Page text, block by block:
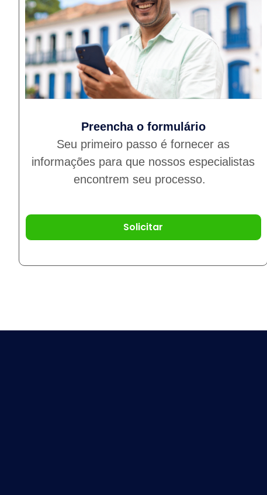
Preencha o formulário
Seu primeiro passo é fornecer as
informações para que nossos especialistas
encontrem seu processo.
Solicitar